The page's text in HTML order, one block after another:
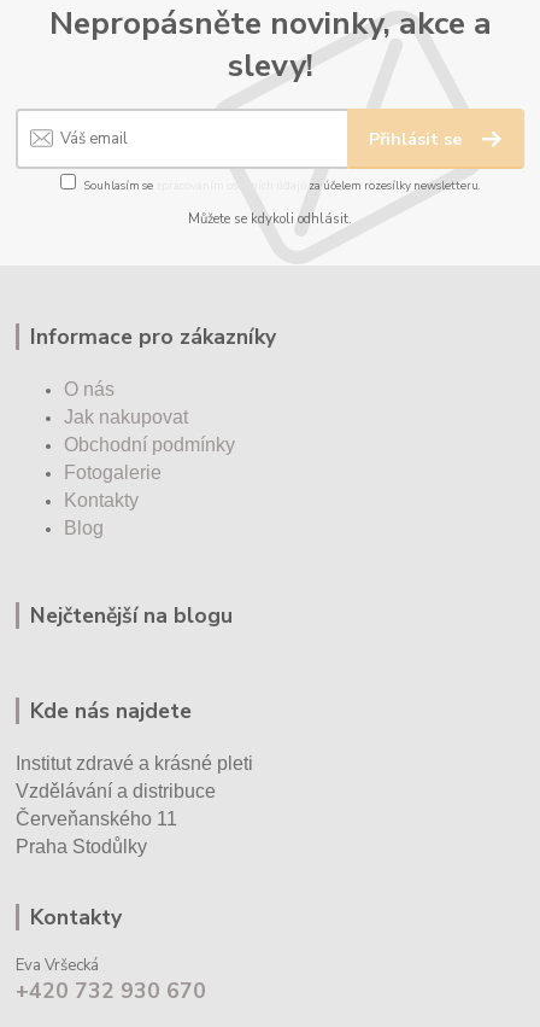
Nepropásněte novinky, akce a
slevy!
Přihlásit se
Souhlasím se za účelem rozesílky newsletteru.
Můžete se kdykoli odhlásit.
Informace pro zákazníky
O nás
Jak nakupovat
Obchodní podmínky
Fotogalerie
Kontakty
Blog
Nejčtenější na blogu
Kde nás najdete
Institut zdravé a krásné pleti
Vzdělávání a distribuce
Červeňanského 11
Praha Stodůlky
Kontakty
Eva Vršecká
+420 732 930 670